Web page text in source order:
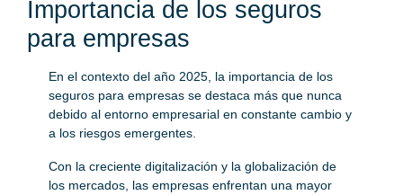
Importancia de los seguros
para empresas
En el contexto del año 2025, la importancia de los
seguros para empresas se destaca más que nunca
debido al entorno empresarial en constante cambio y
a los riesgos emergentes.
Con la creciente digitalización y la globalización de
los mercados, las empresas enfrentan una mayor